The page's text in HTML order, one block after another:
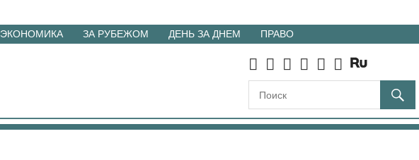
ЭКОНОМИКА ЗА РУБЕЖОМ ДЕНЬ ЗА ДНЕМ ПРАВО